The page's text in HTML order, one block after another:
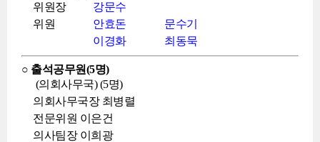
위원장
강문수
위원
안효돈
문수기
이경화
최동묵
○ 출석공무원(5명)
(의회사무국) (5명)
의회사무국장 최병렬
전문위원 이은건
의사팀장 이희광